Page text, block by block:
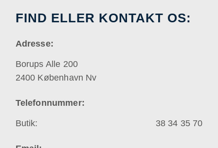
FIND ELLER KONTAKT OS:
Adresse:
Borups Alle 200
2400 København Nv
Telefonnummer:
Butik: 38 34 35 70